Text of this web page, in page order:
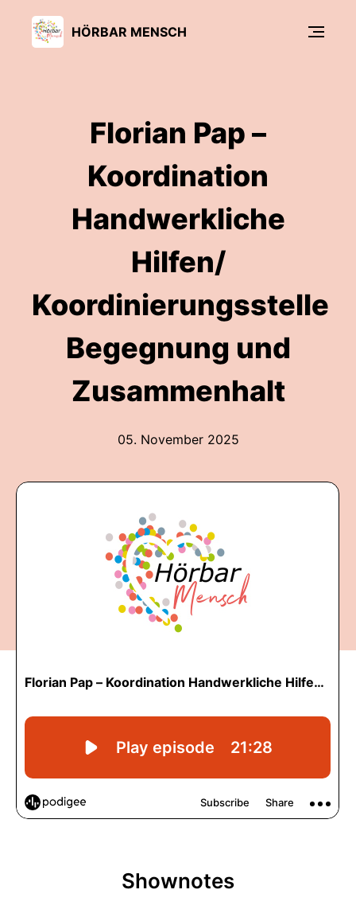
HÖRBAR MENSCH
Florian Pap –
Koordination
Handwerkliche
Hilfen/
Koordinierungsstelle
Begegnung und
Zusammenhalt
05. November 2025
Shownotes